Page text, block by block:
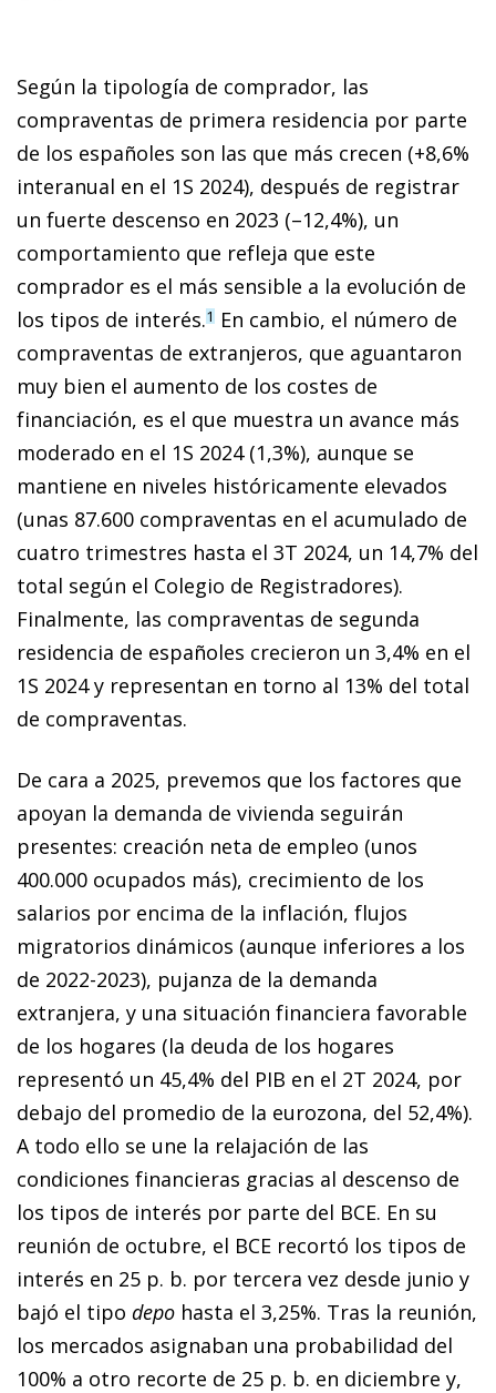
Según la tipología de comprador, las
compraventas de primera residencia por parte
de los españoles son las que más crecen (+8,6%
interanual en el 1S 2024), después de registrar
un fuerte descenso en 2023 (–12,4%), un
comportamiento que refleja que este
comprador es el más sensible a la evolución de
los tipos de interés.1 En cambio, el número de
compraventas de extranjeros, que aguantaron
muy bien el aumento de los costes de
financiación, es el que muestra un avance más
moderado en el 1S 2024 (1,3%), aunque se
mantiene en niveles históricamente elevados
(unas 87.600 compraventas en el acumulado de
cuatro trimestres hasta el 3T 2024, un 14,7% del
total según el Colegio de Registradores).
Finalmente, las compraventas de segunda
residencia de españoles crecieron un 3,4% en el
1S 2024 y representan en torno al 13% del total
de compraventas.
De cara a 2025, prevemos que los factores que
apoyan la demanda de vivienda seguirán
presentes: creación neta de empleo (unos
400.000 ocupados más), crecimiento de los
salarios por encima de la inflación, flujos
migratorios dinámicos (aunque inferiores a los
de 2022-2023), pujanza de la demanda
extranjera, y una situación financiera favorable
de los hogares (la deuda de los hogares
representó un 45,4% del PIB en el 2T 2024, por
debajo del promedio de la eurozona, del 52,4%).
A todo ello se une la relajación de las
condiciones financieras gracias al descenso de
los tipos de interés por parte del BCE. En su
reunión de octubre, el BCE recortó los tipos de
interés en 25 p. b. por tercera vez desde junio y
bajó el tipo depo hasta el 3,25%. Tras la reunión,
los mercados asignaban una probabilidad del
100% a otro recorte de 25 p. b. en diciembre y,